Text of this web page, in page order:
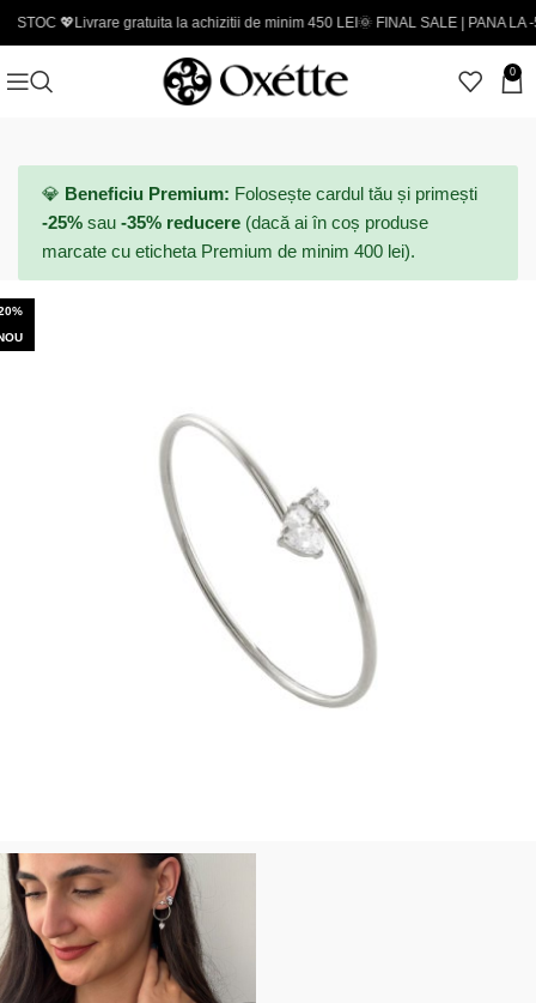
💖Livrare gratuita la achizitii de minim 450 LEI 🌞 FINAL SALE | PANA LA -50% -
0
💎 Beneficiu Premium: Folosește cardul tău și primești
-25% sau -35% reducere (dacă ai în coș produse
marcate cu eticheta Premium de minim 400 lei).